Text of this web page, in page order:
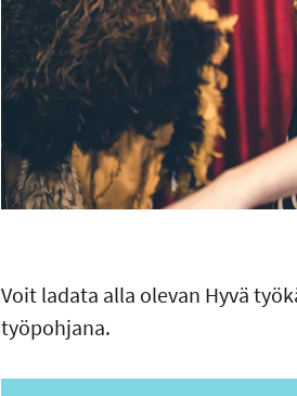
Voit ladata alla olevan Hyvä
työpohjana.